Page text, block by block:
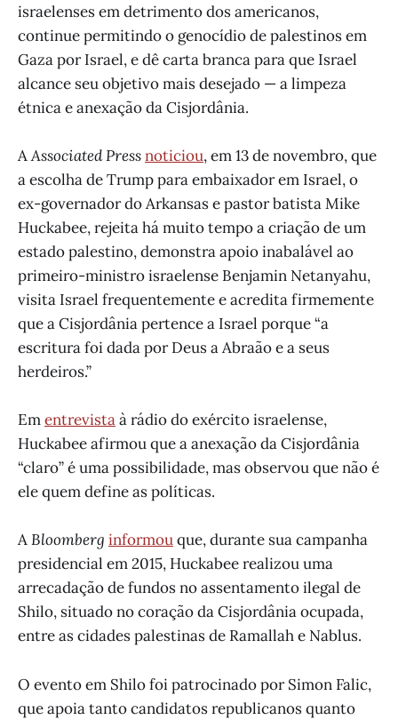
israelenses em detrimento dos americanos,
continue permitindo o genocídio de palestinos em
Gaza por Israel, e dê carta branca para que Israel
alcance seu objetivo mais desejado — a limpeza
étnica e anexação da Cisjordânia.
AAssociated Pressnoticiou, em 13 de novembro, que
a escolha de Trump para embaixador em Israel, o
ex-governador do Arkansas e pastor batista Mike
Huckabee, rejeita há muito tempo a criação de um
estado palestino, demonstra apoio inabalável ao
primeiro-ministro israelense Benjamin Netanyahu,
visita Israel frequentemente e acredita firmemente
que a Cisjordânia pertence a Israel porque “a
escritura foi dada por Deus a Abraão e a seus
herdeiros.”
Ementrevistaà rádio do exército israelense,
Huckabee afirmou que a anexação da Cisjordânia
“claro” é uma possibilidade, mas observou que não é
ele quem define as políticas.
ABloomberg informouque, durante sua campanha
presidencial em 2015, Huckabee realizou uma
arrecadação de fundos no assentamento ilegal de
Shilo, situado no coração da Cisjordânia ocupada,
entre as cidades palestinas de Ramallah e Nablus.
O evento em Shilo foi patrocinado por Simon Falic,
que apoia tanto candidatos republicanos quanto